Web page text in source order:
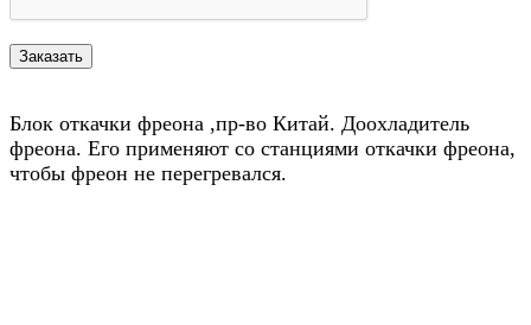
Блок откачки фреона ,пр-во Китай. Доохладитель
фреона. Его применяют со станциями откачки фреона,
чтобы фреон не перегревался.